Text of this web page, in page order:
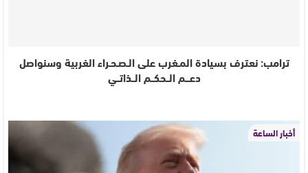
ترامب: نعترف بسيادة المـغرب على الـصـحـراء الغربية وسنواصل
دعـــم الــحكــم الــذاتــي
أخبار الساعة